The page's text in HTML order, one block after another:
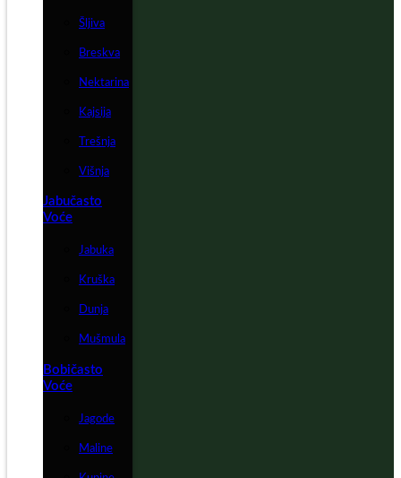
Šljiva
Breskva
Nektarina
Kajsija
Trešnja
Višnja
Jabučasto
Voće
Jabuka
Kruška
Dunja
Mušmula
Bobičasto
Voće
Jagode
Maline